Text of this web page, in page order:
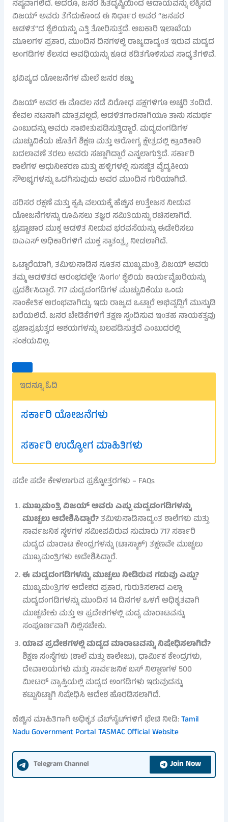
ನಷ್ಟವಾಗಲಿದೆ. ಆದರೂ, ಜನರ ಹಿತದೃಷ್ಟಿಯಿಂದ ಆದಾಯವನ್ನು ಲೆಕ್ಕಿಸದೆ
ವಿಜಯ್ ಅವರು ತೆಗೆದುಕೊಂಡ ಈ ನಿರ್ಧಾರ ಅವರ “ಜನಪರ
ಆಡಳಿತ”ದ ಶೈಲಿಯನ್ನು ಎತ್ತಿ ತೋರಿಸುತ್ತದೆ. ಅಬಕಾರಿ ಇಲಾಖೆಯ
ಮೂಲಗಳ ಪ್ರಕಾರ, ಮುಂದಿನ ದಿನಗಳಲ್ಲಿ ರಾಜ್ಯದಾದ್ಯಂತ ಇರುವ ಮದ್ಯದ
ಅಂಗಡಿಗಳ ಕೆಲಸದ ಅವಧಿಯನ್ನು ಕೂಡ ಕಡಿತಗೊಳಿಸುವ ಸಾಧ್ಯತೆಗಳಿವೆ.
ಭವಿಷ್ಯದ ಯೋಜನೆಗಳ ಮೇಲೆ ಜನರ ಕಣ್ಣು
ವಿಜಯ್ ಅವರ ಈ ಮೊದಲ ನಡೆ ವಿರೋಧ ಪಕ್ಷಗಳಿಗೂ ಅಚ್ಚರಿ ತಂದಿದೆ.
ಕೇವಲ ನಟನಾಗಿ ಮಾತ್ರವಲ್ಲದೆ, ಆಡಳಿತಗಾರನಾಗಿಯೂ ತಾನು ಸಮರ್ಥ
ಎಂಬುದನ್ನು ಅವರು ಸಾಬೀತುಪಡಿಸುತ್ತಿದ್ದಾರೆ. ಮದ್ಯದಂಗಡಿಗಳ
ಮುಚ್ಚುವಿಕೆಯ ಜೊತೆಗೆ ಶಿಕ್ಷಣ ಮತ್ತು ಆರೋಗ್ಯ ಕ್ಷೇತ್ರದಲ್ಲಿ ಕ್ರಾಂತಿಕಾರಿ
ಬದಲಾವಣೆ ತರಲು ಅವರು ಸಜ್ಜಾಗಿದ್ದಾರೆ ಎನ್ನಲಾಗುತ್ತಿದೆ. ಸರ್ಕಾರಿ
ಶಾಲೆಗಳ ಆಧುನೀಕರಣ ಮತ್ತು ಹಳ್ಳಿಗಳಲ್ಲಿ ಸುಸಜ್ಜಿತ ವೈದ್ಯಕೀಯ
ಸೌಲಭ್ಯಗಳನ್ನು ಒದಗಿಸುವುದು ಅವರ ಮುಂದಿನ ಗುರಿಯಾಗಿದೆ.
ಪರಿಸರ ರಕ್ಷಣೆ ಮತ್ತು ಕೃಷಿ ವಲಯಕ್ಕೆ ಹೆಚ್ಚಿನ ಉತ್ತೇಜನ ನೀಡುವ
ಯೋಜನೆಗಳನ್ನು ರೂಪಿಸಲು ತಜ್ಞರ ಸಮಿತಿಯನ್ನು ರಚಿಸಲಾಗಿದೆ.
ಭ್ರಷ್ಟಾಚಾರ ಮುಕ್ತ ಆಡಳಿತ ನೀಡುವ ಭರವಸೆಯನ್ನು ಈಡೇರಿಸಲು
ಐಎಎಸ್ ಅಧಿಕಾರಿಗಳಿಗೆ ಮುಕ್ತ ಸ್ವಾತಂತ್ರ್ಯ ನೀಡಲಾಗಿದೆ.
ಒಟ್ಟಾರೆಯಾಗಿ, ತಮಿಳುನಾಡಿನ ನೂತನ ಮುಖ್ಯಮಂತ್ರಿ ವಿಜಯ್ ಅವರು
ತಮ್ಮ ಆಡಳಿತದ ಆರಂಭದಲ್ಲೇ ‘ಸಿಂಗಂ’ ಶೈಲಿಯ ಕಾರ್ಯವೈಖರಿಯನ್ನು
ಪ್ರದರ್ಶಿಸಿದ್ದಾರೆ. 717 ಮದ್ಯದಂಗಡಿಗಳ ಮುಚ್ಚುವಿಕೆಯು ಒಂದು
ಸಾಂಕೇತಿಕ ಆರಂಭವಾಗಿದ್ದು, ಇದು ರಾಜ್ಯದ ಒಟ್ಟಾರೆ ಅಭಿವೃದ್ಧಿಗೆ ಮುನ್ನುಡಿ
ಬರೆಯಲಿದೆ. ಜನರ ಬೇಡಿಕೆಗಳಿಗೆ ತಕ್ಷಣ ಸ್ಪಂದಿಸುವ ಇಂತಹ ನಾಯಕತ್ವವು
ಪ್ರಜಾಪ್ರಭುತ್ವದ ಆಶಯಗಳನ್ನು ಬಲಪಡಿಸುತ್ತದೆ ಎಂಬುದರಲ್ಲಿ
ಸಂಶಯವಿಲ್ಲ.
ಇದನ್ನೂ ಓದಿ
ಸರ್ಕಾರಿ ಯೋಜನೆಗಳು
ಸರ್ಕಾರಿ ಉದ್ಯೋಗ ಮಾಹಿತಿಗಳು
ಪದೇ ಪದೇ ಕೇಳಲಾಗುವ ಪ್ರಶ್ನೋತ್ತರಗಳು – FAQs
ಮುಖ್ಯಮಂತ್ರಿ ವಿಜಯ್ ಅವರು ಎಷ್ಟು ಮದ್ಯದಂಗಡಿಗಳನ್ನು
ಮುಚ್ಚಲು ಆದೇಶಿಸಿದ್ದಾರೆ?ತಮಿಳುನಾಡಿನಾದ್ಯಂತ ಶಾಲೆಗಳು ಮತ್ತು
ಸಾರ್ವಜನಿಕ ಸ್ಥಳಗಳ ಸಮೀಪವಿರುವ ಸುಮಾರು 717 ಸರ್ಕಾರಿ
ಮದ್ಯದ ಮಾರಾಟ ಕೇಂದ್ರಗಳನ್ನು (ಟಾಸ್ಮಾಕ್) ತಕ್ಷಣವೇ ಮುಚ್ಚಲು
ಮುಖ್ಯಮಂತ್ರಿಗಳು ಆದೇಶಿಸಿದ್ದಾರೆ.
ಈ ಮದ್ಯದಂಗಡಿಗಳನ್ನು ಮುಚ್ಚಲು ನೀಡಿರುವ ಗಡುವು ಎಷ್ಟು?
ಮುಖ್ಯಮಂತ್ರಿಗಳ ಆದೇಶದ ಪ್ರಕಾರ, ಗುರುತಿಸಲಾದ ಎಲ್ಲಾ
ಮದ್ಯದಂಗಡಿಗಳನ್ನು ಮುಂದಿನ 14 ದಿನಗಳ ಒಳಗೆ ಅಧಿಕೃತವಾಗಿ
ಮುಚ್ಚಬೇಕು ಮತ್ತು ಆ ಪ್ರದೇಶಗಳಲ್ಲಿ ಮದ್ಯ ಮಾರಾಟವನ್ನು
ಸಂಪೂರ್ಣವಾಗಿ ನಿಲ್ಲಿಸಬೇಕು.
ಯಾವ ಪ್ರದೇಶಗಳಲ್ಲಿ ಮದ್ಯದ ಮಾರಾಟವನ್ನು ನಿಷೇಧಿಸಲಾಗಿದೆ?
ಶಿಕ್ಷಣ ಸಂಸ್ಥೆಗಳು (ಶಾಲೆ ಮತ್ತು ಕಾಲೇಜು), ಧಾರ್ಮಿಕ ಕೇಂದ್ರಗಳು,
ದೇವಾಲಯಗಳು ಮತ್ತು ಸಾರ್ವಜನಿಕ ಬಸ್ ನಿಲ್ದಾಣಗಳ 500
ಮೀಟರ್ ವ್ಯಾಪ್ತಿಯಲ್ಲಿ ಮದ್ಯದ ಅಂಗಡಿಗಳು ಇರುವುದನ್ನು
ಕಟ್ಟುನಿಟ್ಟಾಗಿ ನಿಷೇಧಿಸಿ ಆದೇಶ ಹೊರಡಿಸಲಾಗಿದೆ.
ಹೆಚ್ಚಿನ ಮಾಹಿತಿಗಾಗಿ ಅಧಿಕೃತ ವೆಬ್‌ಸೈಟ್‌ಗಳಿಗೆ ಭೇಟಿ ನೀಡಿ:Tamil
Nadu Government PortalTASMAC Official Website
Telegram Channel Join Now